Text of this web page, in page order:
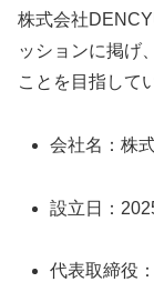
株式会社
ッションに掲げ
ことを目指して
会社名：株
設立日：
代表取締役